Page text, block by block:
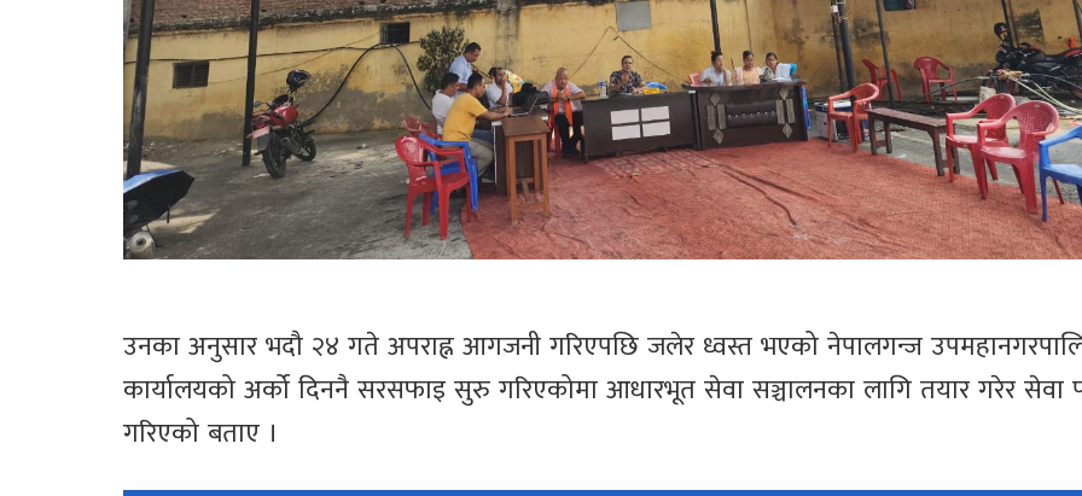
उनका अनुसार भदौ २४ गते अपराह्न आगजनी गरिएपछि जलेर ध्वस्त भएको नेपालगन्ज
कार्यालयको अर्को दिननै सरसफाइ सुरु गरिएकोमा आधारभूत सेवा सञ्चालनका लागि तयार गरेर सेवा
गरिएको बताए ।